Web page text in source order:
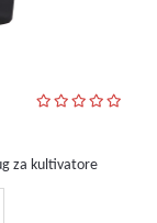
za kultivatore